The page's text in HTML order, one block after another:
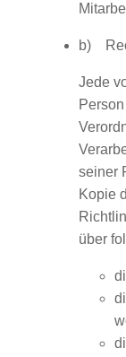
b)
Jede
seiner
Kopie
über